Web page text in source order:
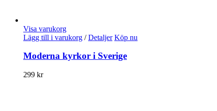
Visa varukorg
Lägg till i varukorg / Detaljer Köp nu
Moderna kyrkor i Sverige
299 kr